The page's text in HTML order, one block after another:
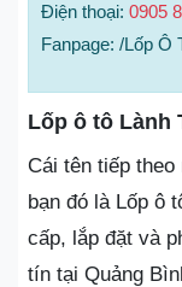
Điện thoại: 0905
Fanpage: /Lốp Ô
Lốp ô tô Lành
Cái tên tiếp
bạn đó là Lốp ô
cấp, lắp đặt và
tín tại Quảng